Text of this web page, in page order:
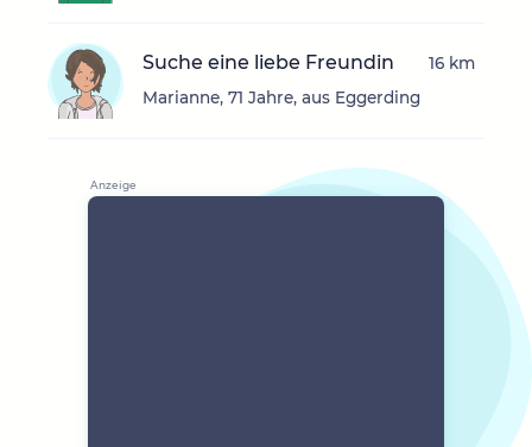
Suche eine liebe Freundin
Marianne, 71 Jahre, aus Eggerding
16 km